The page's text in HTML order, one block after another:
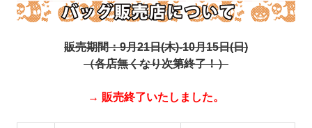
販売期間：9月21日(木)-10月15日(日)
（各店無くなり次第終了！）
→ 販売終了いたしました。